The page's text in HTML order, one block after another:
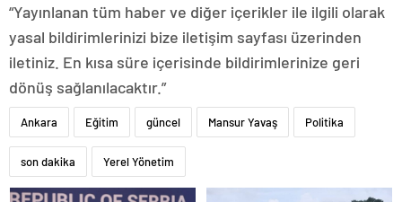
“Yayınlanan tüm haber ve diğer içerikler ile ilgili olarak
yasal bildirimlerinizi bize iletişim sayfası üzerinden
iletiniz. En kısa süre içerisinde bildirimlerinize geri
dönüş sağlanılacaktır.”
Ankara Eğitim güncel Mansur Yavaş Politika
son dakika Yerel Yönetim